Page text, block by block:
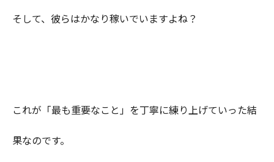
そして、彼らはかなり稼いでいますよね？
これが「最も重要なこと」を丁寧に練り上げていった結
果なのです。